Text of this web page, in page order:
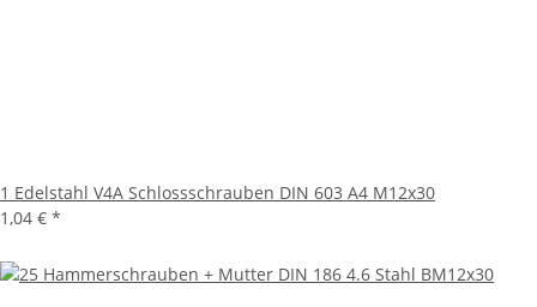
1 Edelstahl V4A Schlossschrauben DIN 603 A4 M12x30
1,04 € *